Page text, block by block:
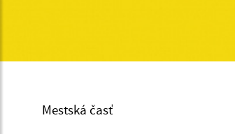
Mestská časť